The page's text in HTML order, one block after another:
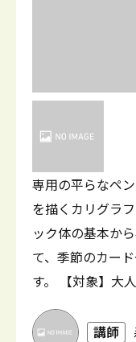
専用の平らなペ
を描くカリグラ
ック体の基本か
て、季節のカー
す。 【対象】大人
講師